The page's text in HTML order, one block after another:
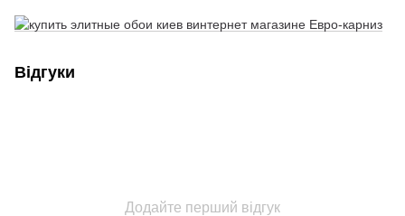
Відгуки
Додайте перший відгук